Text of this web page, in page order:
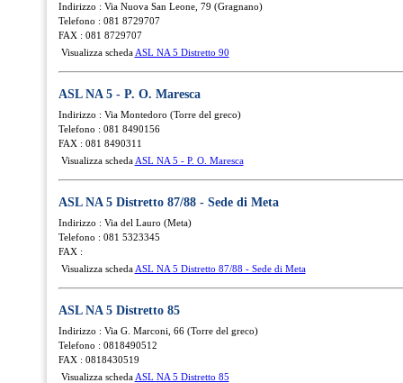
Indirizzo : Via Nuova San Leone, 79 (Gragnano)
Telefono : 081 8729707
FAX : 081 8729707
Visualizza scheda ASL NA 5 Distretto 90
ASL NA 5 - P. O. Maresca
Indirizzo : Via Montedoro (Torre del greco)
Telefono : 081 8490156
FAX : 081 8490311
Visualizza scheda ASL NA 5 - P. O. Maresca
ASL NA 5 Distretto 87/88 - Sede di Meta
Indirizzo : Via del Lauro (Meta)
Telefono : 081 5323345
FAX :
Visualizza scheda ASL NA 5 Distretto 87/88 - Sede di Meta
ASL NA 5 Distretto 85
Indirizzo : Via G. Marconi, 66 (Torre del greco)
Telefono : 0818490512
FAX : 0818430519
Visualizza scheda ASL NA 5 Distretto 85